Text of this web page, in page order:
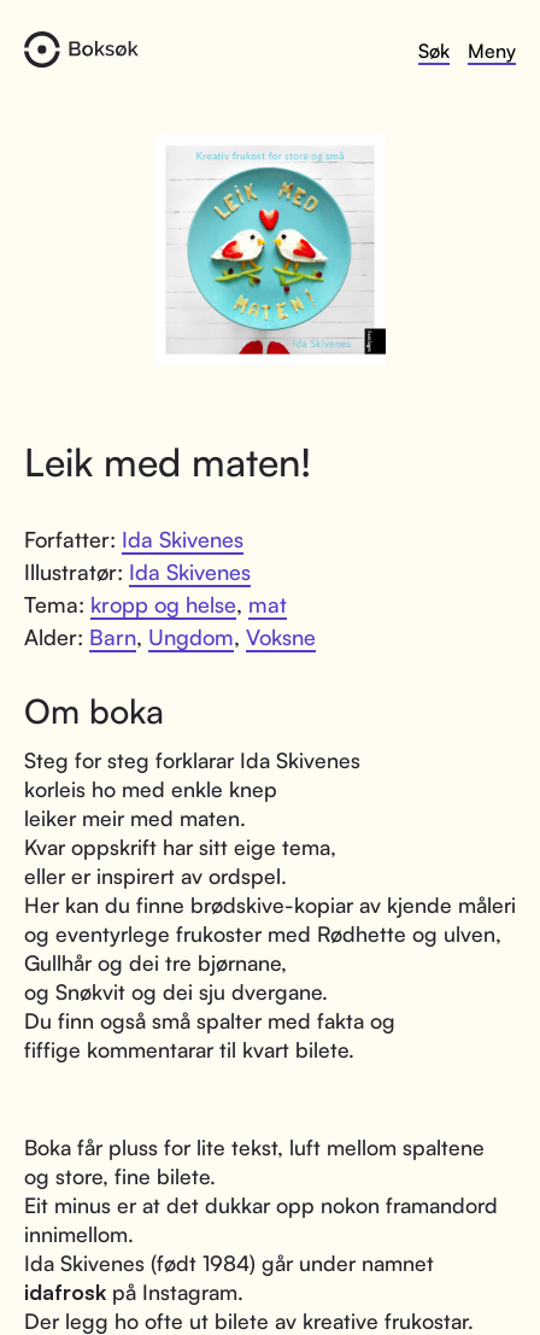
Søk Meny
Leik med maten!
Forfatter: Ida Skivenes
Illustratør: Ida Skivenes
Tema: kropp og helse, mat
Alder: Barn, Ungdom, Voksne
Om boka
Steg for steg forklarar Ida Skivenes
korleis ho med enkle knep
leiker meir med maten.
Kvar oppskrift har sitt eige tema,
eller er inspirert av ordspel.
Her kan du finne brødskive-kopiar av kjende måleri
og eventyrlege frukoster med Rødhette og ulven,
Gullhår og dei tre bjørnane,
og Snøkvit og dei sju dvergane.
Du finn også små spalter med fakta og
fiffige kommentarar til kvart bilete.
Boka får pluss for lite tekst, luft mellom spaltene
og store, fine bilete.
Eit minus er at det dukkar opp nokon framandord
innimellom.
Ida Skivenes (født 1984) går under namnet
idafrosk på Instagram.
Der legg ho ofte ut bilete av kreative frukostar.